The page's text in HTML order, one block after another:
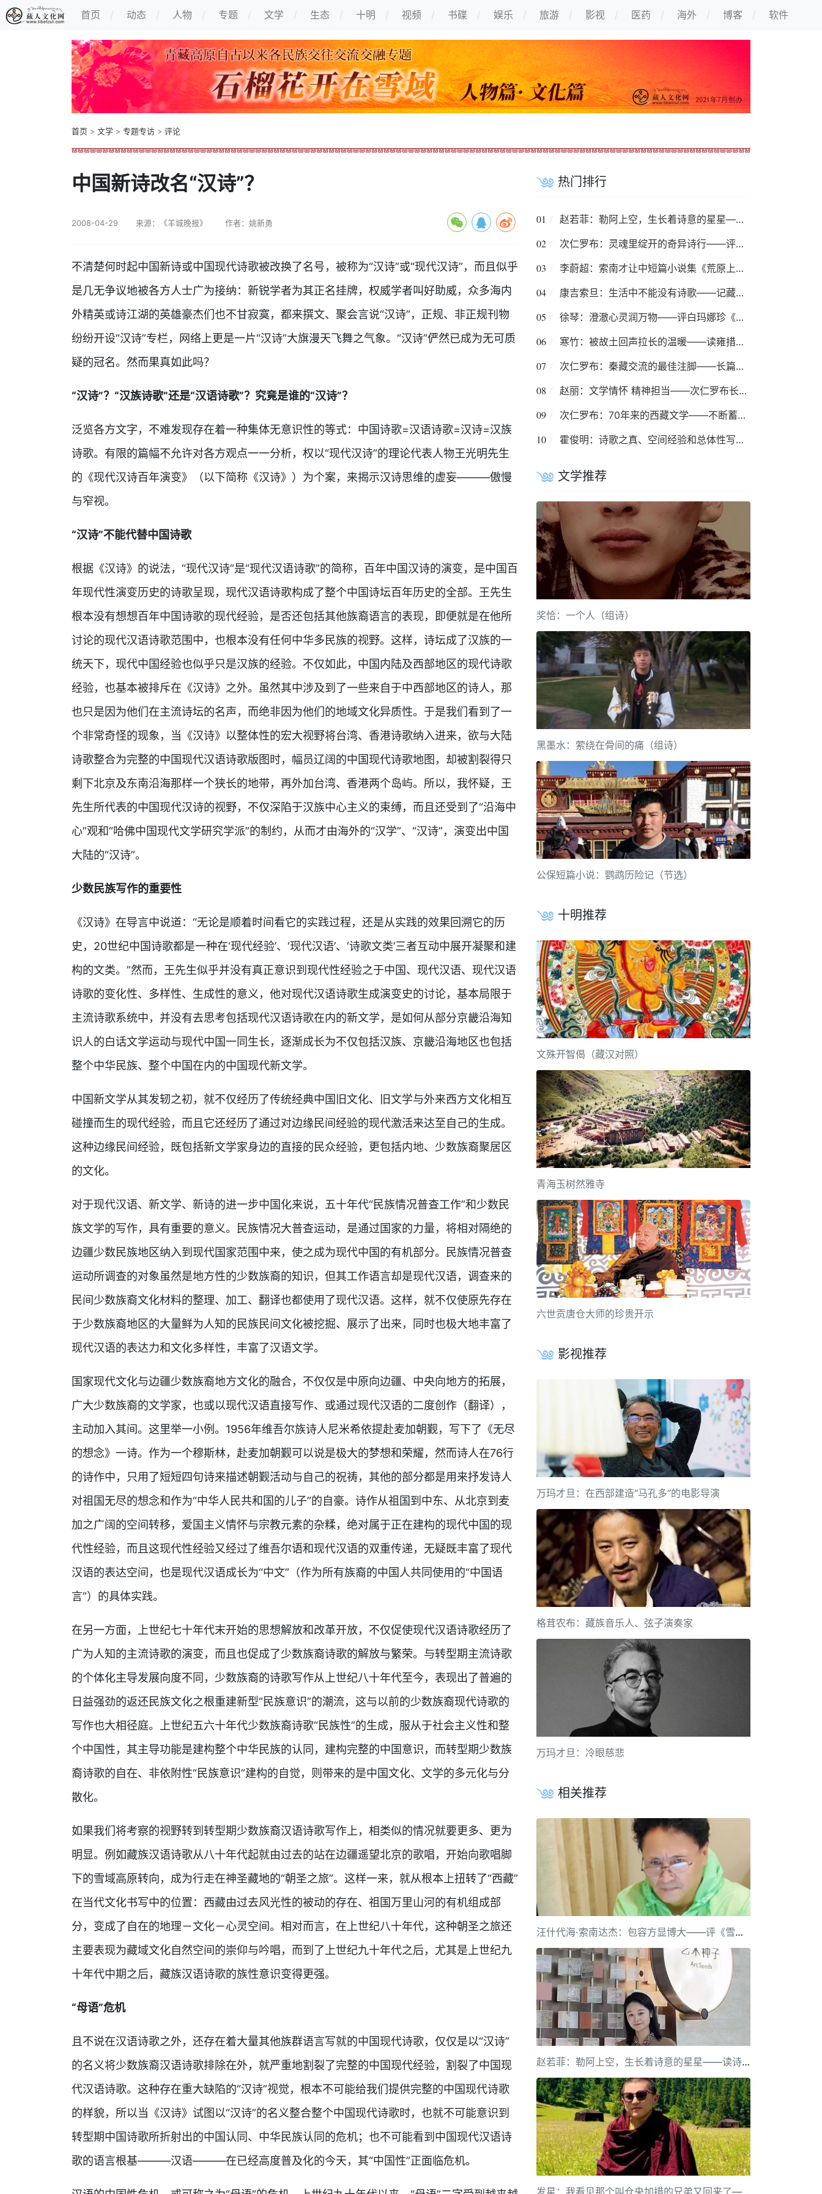
首页 动态 人物 专题 文学 生态 十明 视频 书碟 娱乐 旅游 影视 医药 海外 博客 软件
首页 > 文学 > 专题专访 > 评论
中国新诗改名“汉诗”？
2008-04-29 来源：《羊城晚报》 作者：姚新勇
不清楚何时起中国新诗或中国现代诗歌被改换了名号，被称为“汉诗”或“现代汉诗”，而且似乎
是几无争议地被各方人士广为接纳：新锐学者为其正名挂牌，权威学者叫好助威，众多海内
外精英或诗江湖的英雄豪杰们也不甘寂寞，都来撰文、聚会言说“汉诗”，正规、非正规刊物
纷纷开设“汉诗”专栏，网络上更是一片“汉诗”大旗漫天飞舞之气象。“汉诗”俨然已成为无可质
疑的冠名。然而果真如此吗？
“汉诗”？“汉族诗歌”还是“汉语诗歌”？究竟是谁的“汉诗”？
泛览各方文字，不难发现存在着一种集体无意识性的等式：中国诗歌=汉语诗歌=汉诗=汉族
诗歌。有限的篇幅不允许对各方观点一一分析，权以“现代汉诗”的理论代表人物王光明先生
的《现代汉诗百年演变》（以下简称《汉诗》）为个案，来揭示汉诗思维的虚妄———傲慢
与窄视。
“汉诗”不能代替中国诗歌
根据《汉诗》的说法，“现代汉诗”是“现代汉语诗歌”的简称，百年中国汉诗的演变，是中国百
年现代性演变历史的诗歌呈现，现代汉语诗歌构成了整个中国诗坛百年历史的全部。王先生
根本没有想想百年中国诗歌的现代经验，是否还包括其他族裔语言的表现，即便就是在他所
讨论的现代汉语诗歌范围中，也根本没有任何中华多民族的视野。这样，诗坛成了汉族的一
统天下，现代中国经验也似乎只是汉族的经验。不仅如此，中国内陆及西部地区的现代诗歌
经验，也基本被排斥在《汉诗》之外。虽然其中涉及到了一些来自于中西部地区的诗人，那
也只是因为他们在主流诗坛的名声，而绝非因为他们的地域文化异质性。于是我们看到了一
个非常奇怪的现象，当《汉诗》以整体性的宏大视野将台湾、香港诗歌纳入进来，欲与大陆
诗歌整合为完整的中国现代汉语诗歌版图时，幅员辽阔的中国现代诗歌地图，却被割裂得只
剩下北京及东南沿海那样一个狭长的地带，再外加台湾、香港两个岛屿。所以，我怀疑，王
先生所代表的中国现代汉诗的视野，不仅深陷于汉族中心主义的束缚，而且还受到了“沿海中
心”观和“哈佛中国现代文学研究学派”的制约，从而才由海外的“汉学”、“汉诗”，演变出中国
大陆的“汉诗”。
少数民族写作的重要性
《汉诗》在导言中说道：“无论是顺着时间看它的实践过程，还是从实践的效果回溯它的历
史，20世纪中国诗歌都是一种在‘现代经验’、‘现代汉语’、‘诗歌文类’三者互动中展开凝聚和建
构的文类。”然而，王先生似乎并没有真正意识到现代性经验之于中国、现代汉语、现代汉语
诗歌的变化性、多样性、生成性的意义，他对现代汉语诗歌生成演变史的讨论，基本局限于
主流诗歌系统中，并没有去思考包括现代汉语诗歌在内的新文学，是如何从部分京畿沿海知
识人的白话文学运动与现代中国一同生长，逐渐成长为不仅包括汉族、京畿沿海地区也包括
整个中华民族、整个中国在内的中国现代新文学。
中国新文学从其发轫之初，就不仅经历了传统经典中国旧文化、旧文学与外来西方文化相互
碰撞而生的现代经验，而且它还经历了通过对边缘民间经验的现代激活来达至自己的生成。
这种边缘民间经验，既包括新文学家身边的直接的民众经验，更包括内地、少数族裔聚居区
的文化。
对于现代汉语、新文学、新诗的进一步中国化来说，五十年代“民族情况普查工作”和少数民
族文学的写作，具有重要的意义。民族情况大普查运动，是通过国家的力量，将相对隔绝的
边疆少数民族地区纳入到现代国家范围中来，使之成为现代中国的有机部分。民族情况普查
运动所调查的对象虽然是地方性的少数族裔的知识，但其工作语言却是现代汉语，调查来的
民间少数族裔文化材料的整理、加工、翻译也都使用了现代汉语。这样，就不仅使原先存在
于少数族裔地区的大量鲜为人知的民族民间文化被挖掘、展示了出来，同时也极大地丰富了
现代汉语的表达力和文化多样性，丰富了汉语文学。
国家现代文化与边疆少数族裔地方文化的融合，不仅仅是中原向边疆、中央向地方的拓展，
广大少数族裔的文学家，也或以现代汉语直接写作、或通过现代汉语的二度创作（翻译），
主动加入其间。这里举一小例。1956年维吾尔族诗人尼米希依提赴麦加朝觐，写下了《无尽
的想念》一诗。作为一个穆斯林，赴麦加朝觐可以说是极大的梦想和荣耀，然而诗人在76行
的诗作中，只用了短短四句诗来描述朝觐活动与自己的祝祷，其他的部分都是用来抒发诗人
对祖国无尽的想念和作为“中华人民共和国的儿子”的自豪。诗作从祖国到中东、从北京到麦
加之广阔的空间转移，爱国主义情怀与宗教元素的杂糅，绝对属于正在建构的现代中国的现
代性经验，而且这现代性经验又经过了维吾尔语和现代汉语的双重传递，无疑既丰富了现代
汉语的表达空间，也是现代汉语成长为“中文”（作为所有族裔的中国人共同使用的“中国语
言”）的具体实践。
在另一方面，上世纪七十年代末开始的思想解放和改革开放，不仅促使现代汉语诗歌经历了
广为人知的主流诗歌的演变，而且也促成了少数族裔诗歌的解放与繁荣。与转型期主流诗歌
的个体化主导发展向度不同，少数族裔的诗歌写作从上世纪八十年代至今，表现出了普遍的
日益强劲的返还民族文化之根重建新型“民族意识”的潮流，这与以前的少数族裔现代诗歌的
写作也大相径庭。上世纪五六十年代少数族裔诗歌“民族性”的生成，服从于社会主义性和整
个中国性，其主导功能是建构整个中华民族的认同，建构完整的中国意识，而转型期少数族
裔诗歌的自在、非依附性“民族意识”建构的自觉，则带来的是中国文化、文学的多元化与分
散化。
如果我们将考察的视野转到转型期少数族裔汉语诗歌写作上，相类似的情况就要更多、更为
明显。例如藏族汉语诗歌从八十年代起就由过去的站在边疆遥望北京的歌唱，开始向歌唱脚
下的雪域高原转向，成为行走在神圣藏地的“朝圣之旅”。这样一来，就从根本上扭转了“西藏”
在当代文化书写中的位置：西藏由过去风光性的被动的存在、祖国万里山河的有机组成部
分，变成了自在的地理－文化－心灵空间。相对而言，在上世纪八十年代，这种朝圣之旅还
主要表现为藏域文化自然空间的崇仰与吟唱，而到了上世纪九十年代之后，尤其是上世纪九
十年代中期之后，藏族汉语诗歌的族性意识变得更强。
“母语”危机
且不说在汉语诗歌之外，还存在着大量其他族群语言写就的中国现代诗歌，仅仅是以“汉诗”
的名义将少数族裔汉语诗歌排除在外，就严重地割裂了完整的中国现代经验，割裂了中国现
代汉语诗歌。这种存在重大缺陷的“汉诗”视觉，根本不可能给我们提供完整的中国现代诗歌
的样貌，所以当《汉诗》试图以“汉诗”的名义整合整个中国现代诗歌时，也就不可能意识到
转型期中国诗歌所折射出的中国认同、中华民族认同的危机；也不可能看到中国现代汉语诗
歌的语言根基———汉语———在已经高度普及化的今天，其“中国性”正面临危机。
热门排行
01 赵若菲：勒阿上空，生长着诗意的星星——读诗集《我要写的勒阿越来越少了》
02 次仁罗布：灵魂里绽开的奇异诗行——评沙冒智化诗集《掉在碗里的月亮说》
03 李蔚超：索南才让中短篇小说集《荒原上》——荒原上的捕猎
04 康吉索旦：生活中不能没有诗歌——记藏族著名诗人伍金多吉及其诗歌创作
05 徐琴：澄澈心灵润万物——评白玛娜珍《高原上的小星星》
06 寒竹：被故土回声拉长的温暖——读雍措散文集《风过凹村》
07 次仁罗布：秦藏交流的最佳注脚——长篇小说《东山顶上》 序
08 赵丽：文学情怀 精神担当——次仁罗布长篇报告文学《废墟上的涅槃》
09 次仁罗布：70年来的西藏文学——不断蓄势 应时而变
10 霍俊明：诗歌之真、空间经验和总体性写作——2020年《民族文学》诗歌综述
文学推荐
奖恰：一个人（组诗）
黑墨水：萦绕在骨间的痛（组诗）
公保短篇小说：鹦鹉历险记（节选）
十明推荐
文殊开智偈（藏汉对照）
青海玉树然雅寺
六世贡唐仓大师的珍贵开示
影视推荐
万玛才旦：在西部建造“马孔多”的电影导演
格茸农布：藏族音乐人、弦子演奏家
万玛才旦：冷眼慈悲
相关推荐
汪什代海·索南达杰：包容方显博大——评《雪豹》
赵若菲：勒阿上空，生长着诗意的星星——读诗集《我要写的勒阿越来越少了》